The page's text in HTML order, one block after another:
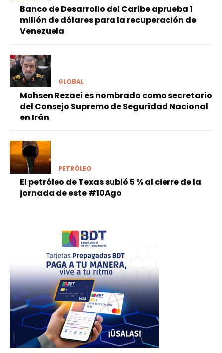
Banco de Desarrollo del Caribe aprueba 1
millón de dólares para la recuperación de
Venezuela
GLOBAL
Mohsen Rezaei es nombrado como secretario
del Consejo Supremo de Seguridad Nacional
en Irán
PETRÓLEO
El petróleo de Texas subió 5 % al cierre de la
jornada de este #10Ago